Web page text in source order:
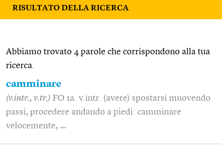
RISULTATO DELLA RICERCA
Abbiamo trovato 4 parole che corrispondono alla tua
ricerca.
camminare
(v.intr., v.tr.) FO 1a. v.intr. (avere) spostarsi muovendo
passi, procedere andando a piedi: camminare
velocemente, …